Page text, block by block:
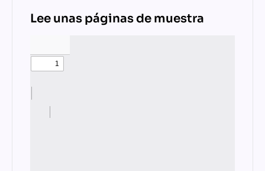
Lee unas páginas de muestra